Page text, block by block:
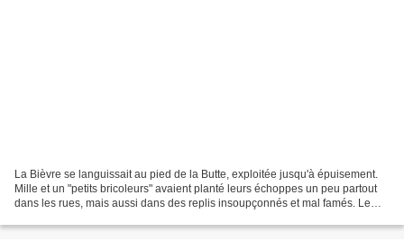
La Bièvre se languissait au pied de la Butte, exploitée jusqu'à épuisement.
Mille et un "petits bricoleurs" avaient planté leurs échoppes un peu partout
dans les rues, mais aussi dans des replis insoupçonnés et mal famés. Le